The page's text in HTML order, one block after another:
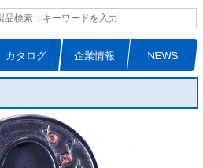
カタログ 企業情報 NEWS